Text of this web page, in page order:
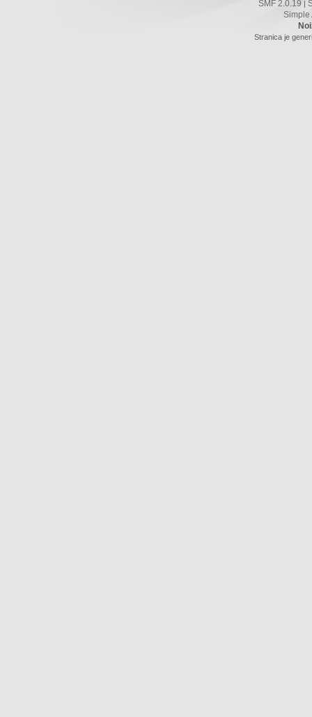
SMF 2.0.19 |
Simple
Stranica je